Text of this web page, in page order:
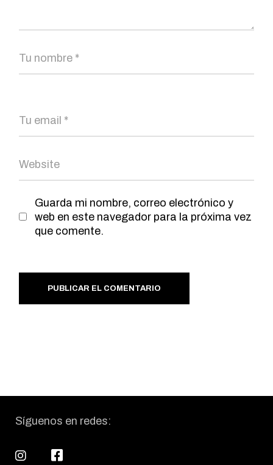
Guarda mi nombre, correo electrónico y
web en este navegador para la próxima vez
que comente.
PUBLICAR EL COMENTARIO
Síguenos en redes: